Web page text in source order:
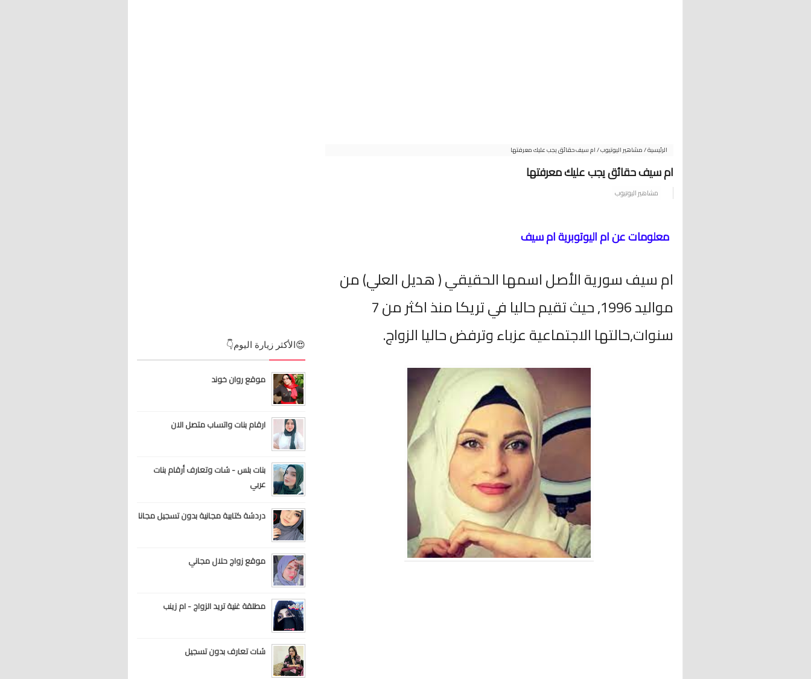
الرئيسية/مشاهير اليوتيوب/ام سيف حقائق يجب عليك معرفتها
ام سيف حقائق يجب عليك معرفتها
مشاهير اليوتيوب
معلومات عن ام اليوتوبرية ام سيف
ام سيف سورية الأصل اسمها الحقيقي ( هديل العلي) من
مواليد 1996, حيث تقيم حاليا في تريكا منذ اكثر من 7
سنوات,حالتها الاجتماعية عزباء وترفض حاليا الزواج.
😍الأكثر زيارة اليوم👇
موقع روان خوند
ارقام بنات واتساب متصل الان
بنات بلس - شات وتعارف أرقام بنات
عربي
دردشة كتابية مجانية بدون تسجيل مجانا
موقع زواج حلال مجاني
مطلقة غنية تريد الزواج - ام زينب
شات تعارف بدون تسجيل